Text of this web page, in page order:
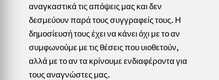
αναγκαστικά τις απόψεις μας και δεν
δεσμεύουν παρά τους συγγραφείς τους. Η
δημοσίευσή τους έχει να κάνει όχι με το αν
συμφωνούμε με τις θέσεις που υιοθετούν,
αλλά με το αν τα κρίνουμε ενδιαφέροντα για
τους αναγνώστες μας.